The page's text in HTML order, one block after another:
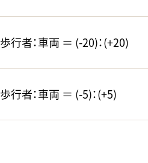
歩行者：車両 ＝ (-20)：(+20)
歩行者：車両 ＝ (-5)：(+5)